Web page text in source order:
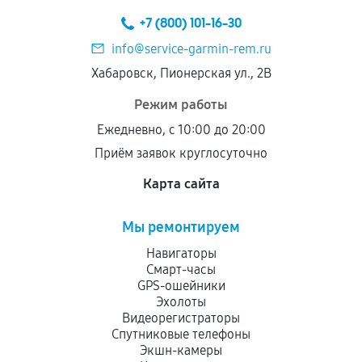
Установка была выполнена нашим сервисным
центром.
При этом гарантия на сами комплектующие
продавца. За качество сторонних деталей
сервисный центр ответственности не несет.
+7 (800) 101-16-30
info@service-garmin-rem.ru
Хабаровск, Пионерская ул., 2В
Режим работы
Ежедневно, с 10:00 до 20:00
Приём заявок круглосуточно
Карта сайта
Мы ремонтируем
Навигаторы
Смарт-часы
GPS-ошейники
Эхолоты
Видеорегистраторы
Спутниковые телефоны
Экшн-камеры